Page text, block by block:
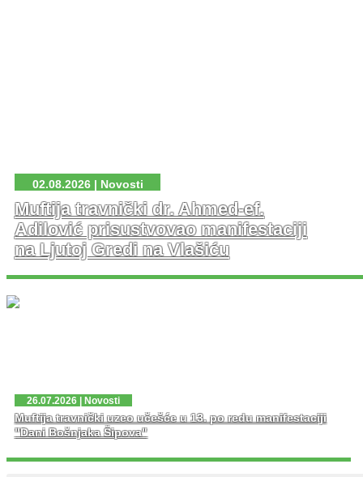
02.08.2026 | Novosti
Muftija travnički dr. Ahmed-ef.
Adilović prisustvovao manifestaciji
na Ljutoj Gredi na Vlašiću
U nedjelju, 02. 08. 2026. god. na platou Ljute Grede i
spomen obilježja Zlatni Ljiljan – general Mehmed Alagić
održana je manifestacija Dani pobjede – Dani ponosa,
26.07.2026 | Novosti
Muftija travnički uzeo učešće u 13. po redu manifestaciji
"Dani Bošnjaka Šipova"